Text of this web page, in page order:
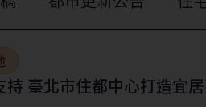
持 臺北市住都中心打造宜